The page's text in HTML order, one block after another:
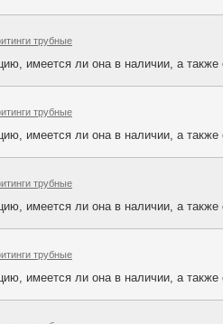
трубные
имеется ли она в наличии, а также
трубные
имеется ли она в наличии, а также
трубные
имеется ли она в наличии, а также
трубные
имеется ли она в наличии, а также